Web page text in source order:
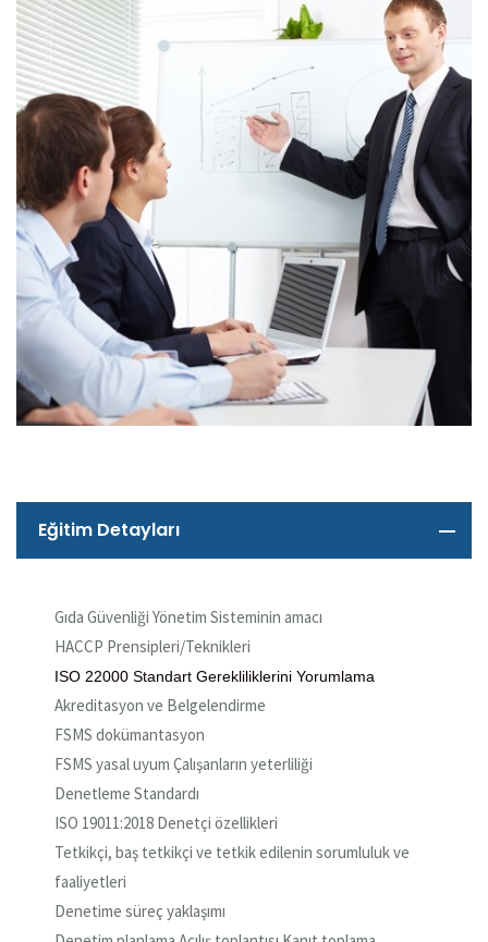
Eğitim Detayları
Gıda Güvenliği Yönetim Sisteminin amacı
HACCP Prensipleri/Teknikleri
ISO 22000 Standart Gerekliliklerini Yorumlama
Akreditasyon ve Belgelendirme
FSMS dokümantasyon
FSMS yasal uyum Çalışanların yeterliliği
Denetleme Standardı
ISO 19011:2018 Denetçi özellikleri
Tetkikçi, baş tetkikçi ve tetkik edilenin sorumluluk ve
faaliyetleri
Denetime süreç yaklaşımı